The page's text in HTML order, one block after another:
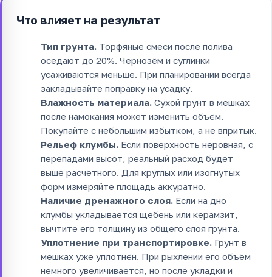
Что влияет на результат
Тип грунта. Торфяные смеси после полива
оседают до 20%. Чернозём и суглинки
усаживаются меньше. При планировании всегда
закладывайте поправку на усадку.
Влажность материала. Сухой грунт в мешках
после намокания может изменить объём.
Покупайте с небольшим избытком, а не впритык.
Рельеф клумбы. Если поверхность неровная, с
перепадами высот, реальный расход будет
выше расчётного. Для круглых или изогнутых
форм измеряйте площадь аккуратно.
Наличие дренажного слоя. Если на дно
клумбы укладывается щебень или керамзит,
вычтите его толщину из общего слоя грунта.
Уплотнение при транспортировке. Грунт в
мешках уже уплотнён. При рыхлении его объём
немного увеличивается, но после укладки и